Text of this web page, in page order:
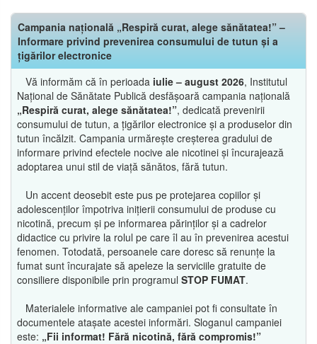
Campania națională „Respiră curat, alege sănătatea!” –
Informare privind prevenirea consumului de tutun și a
țigărilor electronice
Vă informăm că în perioada iulie – august 2026, Institutul
Național de Sănătate Publică desfășoară campania națională
„Respiră curat, alege sănătatea!”, dedicată prevenirii
consumului de tutun, a țigărilor electronice și a produselor din
tutun încălzit. Campania urmărește creșterea gradului de
informare privind efectele nocive ale nicotinei și încurajează
adoptarea unui stil de viață sănătos, fără tutun.
Un accent deosebit este pus pe protejarea copiilor și
adolescenților împotriva inițierii consumului de produse cu
nicotină, precum și pe informarea părinților și a cadrelor
didactice cu privire la rolul pe care îl au în prevenirea acestui
fenomen. Totodată, persoanele care doresc să renunțe la
fumat sunt încurajate să apeleze la serviciile gratuite de
consiliere disponibile prin programul STOP FUMAT.
Materialele informative ale campaniei pot fi consultate în
documentele atașate acestei informări. Sloganul campaniei
este: „Fii informat! Fără nicotină, fără compromis!”